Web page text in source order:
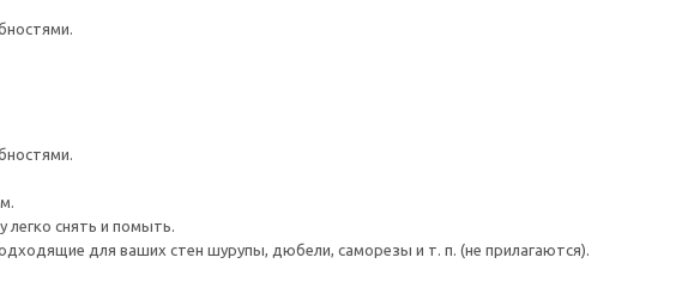
легко снять и помыть.
для ваших стен шурупы, дюбели, саморезы и т. п. (не прилагаются).